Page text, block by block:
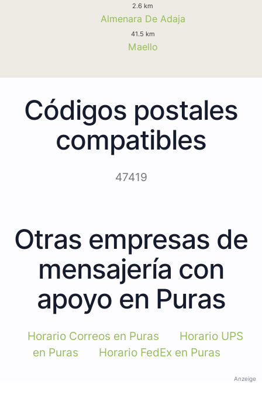
2.6 km
Almenara De Adaja
41.5 km
Maello
Códigos postales
compatibles
47419
Otras empresas de
mensajería con
apoyo en Puras
Horario Correos en Puras
Horario UPS
en Puras
Horario FedEx en Puras
Anzeige